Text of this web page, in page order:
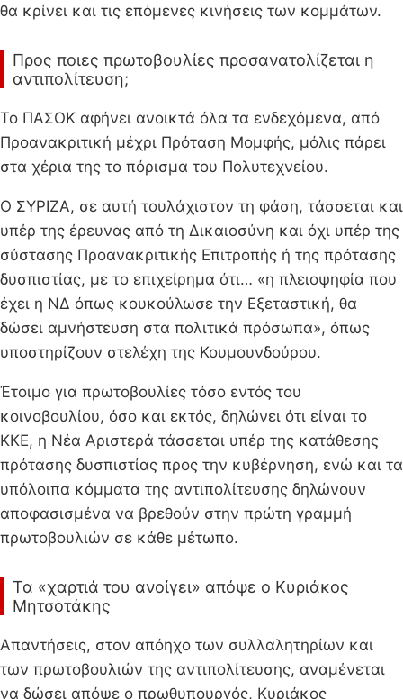
θα κρίνει και τις επόμενες κινήσεις των κομμάτων.
Προς ποιες πρωτοβουλίες προσανατολίζεται η
αντιπολίτευση;
Το ΠΑΣΟΚ αφήνει ανοικτά όλα τα ενδεχόμενα, από
Προανακριτική μέχρι Πρόταση Μομφής, μόλις πάρει
στα χέρια της το πόρισμα του Πολυτεχνείου.
Ο ΣΥΡΙΖΑ, σε αυτή τουλάχιστον τη φάση, τάσσεται και
υπέρ της έρευνας από τη Δικαιοσύνη και όχι υπέρ της
σύστασης Προανακριτικής Επιτροπής ή της πρότασης
δυσπιστίας, με το επιχείρημα ότι… «η πλειοψηφία που
έχει η ΝΔ όπως κουκούλωσε την Εξεταστική, θα
δώσει αμνήστευση στα πολιτικά πρόσωπα», όπως
υποστηρίζουν στελέχη της Κουμουνδούρου.
Έτοιμο για πρωτοβουλίες τόσο εντός του
κοινοβουλίου, όσο και εκτός, δηλώνει ότι είναι το
ΚΚΕ, η Νέα Αριστερά τάσσεται υπέρ της κατάθεσης
πρότασης δυσπιστίας προς την κυβέρνηση, ενώ και τα
υπόλοιπα κόμματα της αντιπολίτευσης δηλώνουν
αποφασισμένα να βρεθούν στην πρώτη γραμμή
πρωτοβουλιών σε κάθε μέτωπο.
Τα «χαρτιά του ανοίγει» απόψε ο Κυριάκος
Μητσοτάκης
Απαντήσεις, στον απόηχο των συλλαλητηρίων και
των πρωτοβουλιών της αντιπολίτευσης, αναμένεται
να δώσει απόψε ο πρωθυπουργός, Κυριάκος